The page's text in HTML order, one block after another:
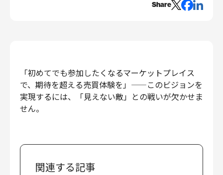
カスタマーサービス
営業
マーケティング・PR
プロダクトマネジメント
プロダクトデザイン
コーポレート
Share
「初めてでも参加したくなるマーケットプレイス
で、期待を超える売買体験を」——このビジョンを
実現するには、「見えない敵」との戦いが欠かせま
せん。
関連する記事